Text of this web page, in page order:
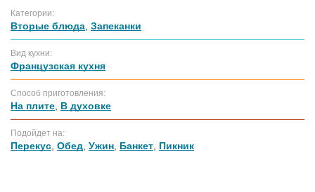
Категории:
Вторые блюда Запеканки
Вид кухни:
Французская кухня
Способ приготовления:
На плите В духовке
Подойдет на:
Перекус Обед Ужин Банкет Пикник